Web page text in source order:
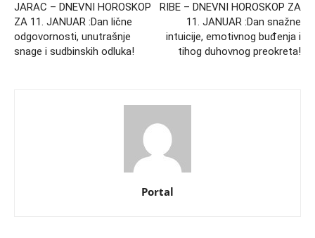
JARAC – DNEVNI HOROSKOP
ZA 11. JANUAR :Dan lične
odgovornosti, unutrašnje
snage i sudbinskih odluka!
RIBE – DNEVNI HOROSKOP ZA
11. JANUAR :Dan snažne
intuicije, emotivnog buđenja i
tihog duhovnog preokreta!
Portal